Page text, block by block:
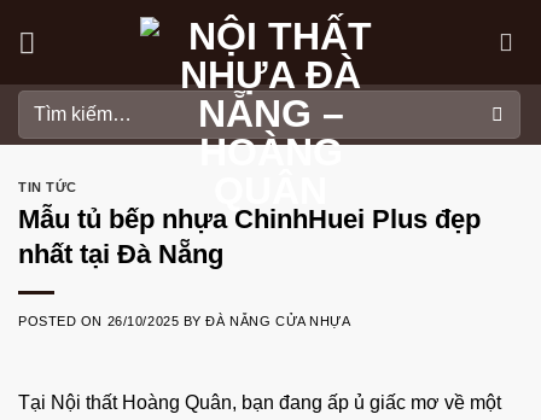
kiếm:
TIN TỨC
Mẫu tủ bếp nhựa ChinhHuei Plus đẹp
nhất tại Đà Nẵng
POSTED ON 26/10/2025 BYĐÀ NẴNG CỬA NHỰA
Tại Nội thất Hoàng Quân, bạn đang ấp ủ giấc mơ về một